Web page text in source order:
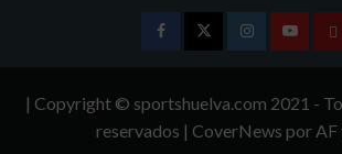
Instagram
| Copyright © sportshuelva.com 2021 -
reservados | CoverNews por AF